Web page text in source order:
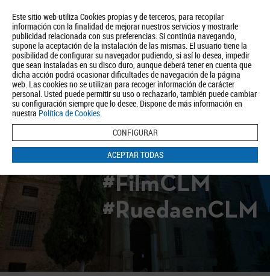
Este sitio web utiliza Cookies propias y de terceros, para recopilar
información con la finalidad de mejorar nuestros servicios y mostrarle
publicidad relacionada con sus preferencias. Si continúa navegando,
supone la aceptación de la instalación de las mismas. El usuario tiene la
posibilidad de configurar su navegador pudiendo, si así lo desea, impedir
que sean instaladas en su disco duro, aunque deberá tener en cuenta que
dicha acción podrá ocasionar dificultades de navegación de la página
web. Las cookies no se utilizan para recoger información de carácter
personal. Usted puede permitir su uso o rechazarlo, también puede cambiar
su configuración siempre que lo desee. Dispone de más información en
nuestra Política de Cookies.
CONFIGURAR
ACEPTAR TODAS
Quiénes somos Turismo Política de Privacidad Aviso Legal
Política de Cookies
BUSCAR
#FilmCLM
#RuedaenCLM